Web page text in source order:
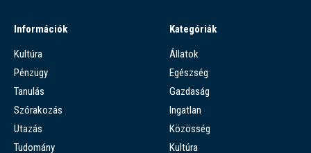
Információk
Kultúra
Pénzügy
Tanulás
Szórakozás
Utazás
Tudomány
Kategóriák
Állatok
Egészség
Gazdaság
Ingatlan
Közösség
Kultúra